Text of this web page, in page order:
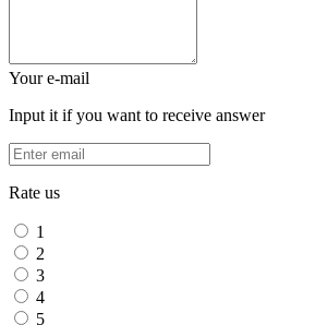
Your e-mail
Input it if you want to receive answer
Rate us
1
2
3
4
5